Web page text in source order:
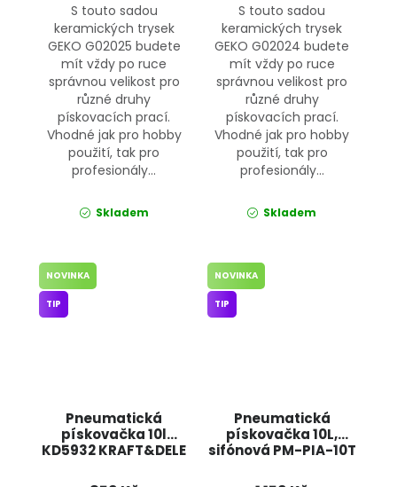
S touto sadou
keramických trysek
GEKO G02025 budete
mít vždy po ruce
správnou velikost pro
různé druhy
pískovacích prací.
Vhodné jak pro hobby
použití, tak pro
profesionály...
Skladem
S touto sadou
keramických trysek
GEKO G02024 budete
mít vždy po ruce
správnou velikost pro
různé druhy
pískovacích prací.
Vhodné jak pro hobby
použití, tak pro
profesionály...
Skladem
Pneumatická
pískovačka 10l
KD5932 KRAFT&DELE
NOVINKA
TIP
Pneumatická
pískovačka 10L,
sifónová PM-PIA-10T
NOVINKA
TIP